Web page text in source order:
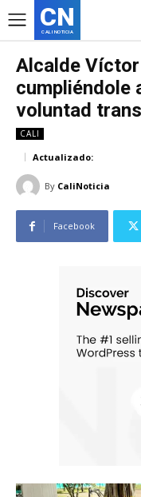
CN
CALI NOTICIA
Alcalde
cumpliéndole
voluntad
CALI
Actualizado:
By CaliNoticia
Facebook